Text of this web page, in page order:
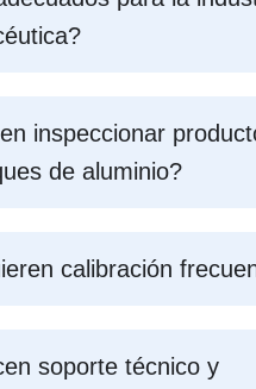
inspeccionar
de aluminio?
calibración
soporte técnico y